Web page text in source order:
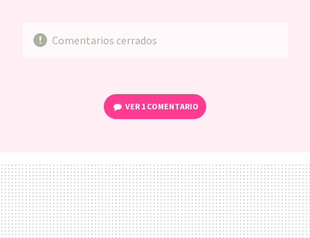
Comentarios cerrados
VER 1 COMENTARIO